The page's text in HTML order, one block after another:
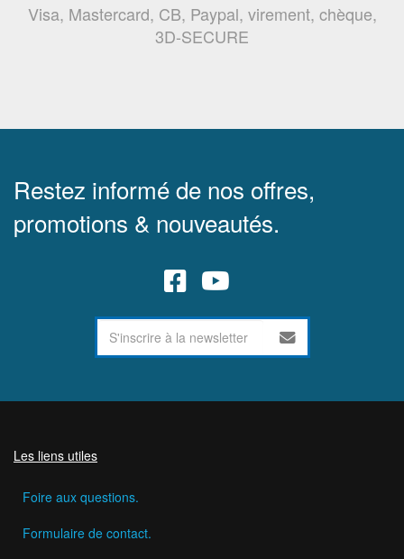
Visa, Mastercard, CB, Paypal, virement, chèque,
3D-SECURE
Restez informé de nos offres,
promotions & nouveautés.
Les liens utiles
Foire aux questions.
Formulaire de contact.